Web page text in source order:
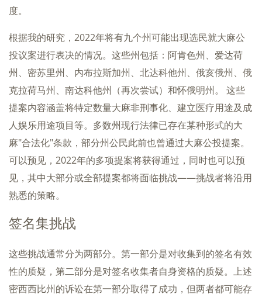
度。
根据我的研究，2022年将有九个州可能出现选民就大麻公
投议案进行表决的情况。这些州包括：阿肯色州、爱达荷
州、密苏里州、内布拉斯加州、北达科他州、俄亥俄州、俄
克拉荷马州、南达科他州（再次尝试）和怀俄明州。 这些
提案内容涵盖将特定数量大麻非刑事化、建立医疗用途及成
人娱乐用途项目等。多数州现行法律已存在某种形式的大
麻"合法化"条款，部分州公民此前也曾通过大麻公投提案。
可以预见，2022年的多项提案将获得通过，同时也可以预
见，其中大部分或全部提案都将面临挑战——挑战者将沿用
熟悉的策略。
签名集挑战
这些挑战通常分为两部分。第一部分是对收集到的签名有效
性的质疑，第二部分是对签名收集者自身资格的质疑。上述
密西西比州的诉讼在第一部分取得了成功，但两者都可能存